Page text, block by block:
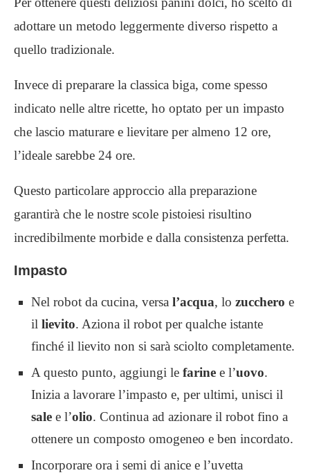
adottare un metodo leggermente diverso rispetto a
quello tradizionale.
Invece di preparare la classica biga, come spesso
indicato nelle altre ricette, ho optato per un impasto
che lascio maturare e lievitare per almeno 12 ore,
l’ideale sarebbe 24 ore.
Questo particolare approccio alla preparazione
garantirà che le nostre scole pistoiesi risultino
incredibilmente morbide e dalla consistenza perfetta.
Impasto
Nel robot da cucina, versa l’acqua, lo zucchero e
il lievito. Aziona il robot per qualche istante
finché il lievito non si sarà sciolto completamente.
A questo punto, aggiungi le farine e l’uovo.
Inizia a lavorare l’impasto e, per ultimi, unisci il
sale e l’olio. Continua ad azionare il robot fino a
ottenere un composto omogeneo e ben incordato.
Incorporare ora i semi di anice e l’uvetta